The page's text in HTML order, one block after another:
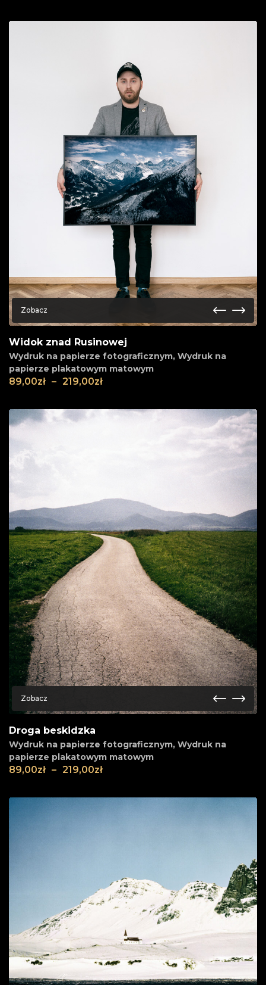
Zobacz
Widok znad Rusinowej
Wydruk na papierze fotograficznym, Wydruk na
papierze plakatowym matowym
89,00zł – 219,00zł
Zobacz
Droga beskidzka
Wydruk na papierze fotograficznym, Wydruk na
papierze plakatowym matowym
89,00zł – 219,00zł